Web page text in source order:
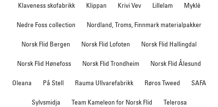
Klaveness skofabrikk Klippan Krivi Vev Lillelam Myklé
Nedre Foss collection Nordland, Troms, Finnmark materialpakker
Norsk Flid Bergen Norsk Flid Lofoten Norsk Flid Hallingdal
Norsk Flid Hønefoss Norsk Flid Trondheim Norsk Flid Ålesund
Oleana På Stell Rauma Ullvarefabrikk Røros Tweed SAFA
Sylvsmidja Team Kameleon for Norsk Flid Telerosa